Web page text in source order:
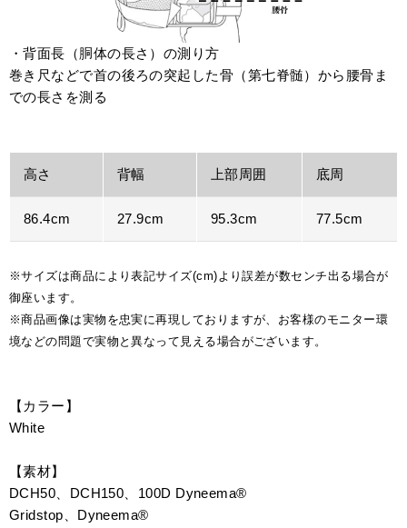
・背面長（胴体の長さ）の測り方
巻き尺などで首の後ろの突起した骨（第七脊髄）から腰骨ま
での長さを測る
高さ 背幅 上部周囲 底周
86.4cm 27.9cm 95.3cm 77.5cm
※サイズは商品により表記サイズ(cm)より誤差が数センチ出る場合が
御座います。
※商品画像は実物を忠実に再現しておりますが、お客様のモニター環
境などの問題で実物と異なって見える場合がございます。
【カラー】
White
【素材】
DCH50、DCH150、100D Dyneema®
Gridstop、Dyneema®